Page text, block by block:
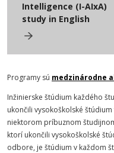
Intelligence (I-AIxA)
study in English
Programy sú medzinárodne
Inžinierske štúdium každého
ukončili vysokoškolské
niektorom príbuznom
ktorí ukončili vysokoškolské
odbore, je štúdium v každom